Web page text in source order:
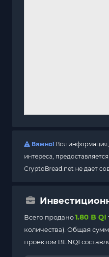
Важно! Вся
интереса,
CryptoBread.net не дает
Всего продано1.80 B QI
количества). Общая
проектом BENQI